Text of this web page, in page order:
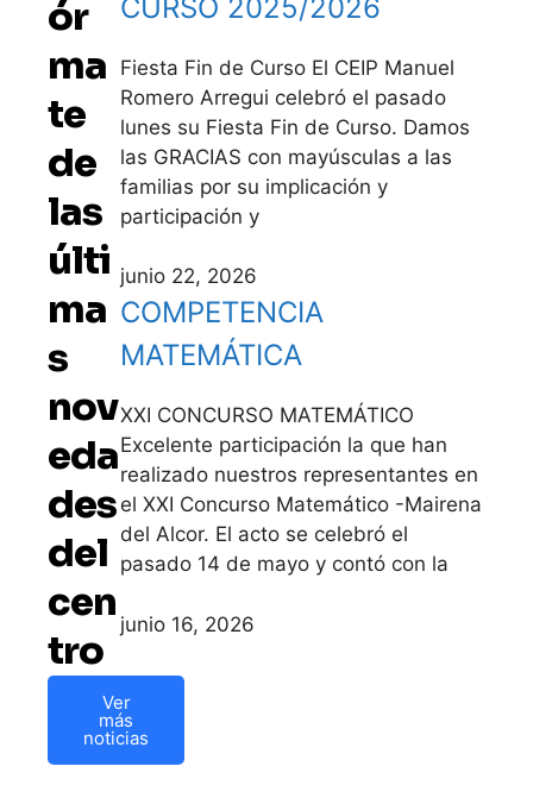
ór
ma
te
de
las
últi
ma
s
nov
eda
des
del
cen
tro
Ver
más
noticias
CURSO 2025/2026
Fiesta Fin de Curso El CEIP Manuel
Romero Arregui celebró el pasado
lunes su Fiesta Fin de Curso. Damos
las GRACIAS con mayúsculas a las
familias por su implicación y
participación y
junio 22, 2026
COMPETENCIA
MATEMÁTICA
XXI CONCURSO MATEMÁTICO
Excelente participación la que han
realizado nuestros representantes en
el XXI Concurso Matemático -Mairena
del Alcor. El acto se celebró el
pasado 14 de mayo y contó con la
junio 16, 2026